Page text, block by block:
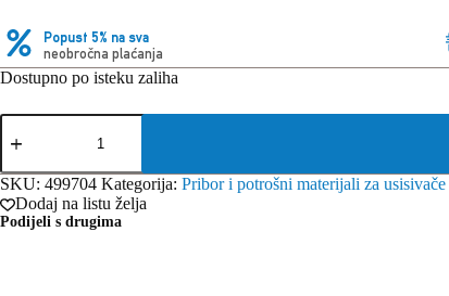
Popust 5% na sva
neobročna plaćanja
Dostupno po isteku zaliha
Festool
trajna
vrećica
FIS-
CTL
MIDI
SKU: 499704 Kategorija: Pribor i potrošni materijali za usisivače
Dodaj na listu želja
Podijeli s drugima